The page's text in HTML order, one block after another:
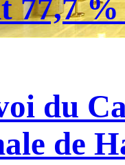
77,7 %
du
de